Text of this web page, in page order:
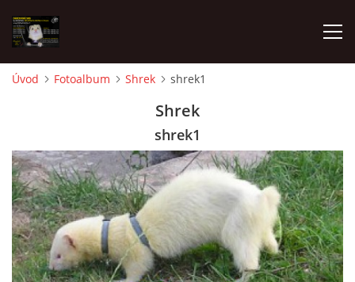
K ADOPCI
V PÉČI
Úvod Fotoalbum Shrek shrek1
Shrek
shrek1